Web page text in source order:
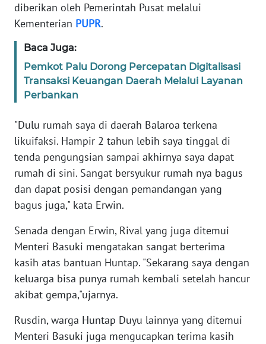
diberikan oleh Pemerintah Pusat melalui
Kementerian PUPR.
Baca Juga:
Pemkot Palu Dorong Percepatan Digitalisasi
Transaksi Keuangan Daerah Melalui Layanan
Perbankan
"Dulu rumah saya di daerah Balaroa terkena
likuifaksi. Hampir 2 tahun lebih saya tinggal di
tenda pengungsian sampai akhirnya saya dapat
rumah di sini. Sangat bersyukur rumah nya bagus
dan dapat posisi dengan pemandangan yang
bagus juga," kata Erwin.
Senada dengan Erwin, Rival yang juga ditemui
Menteri Basuki mengatakan sangat berterima
kasih atas bantuan Huntap. "Sekarang saya dengan
keluarga bisa punya rumah kembali setelah hancur
akibat gempa,"ujarnya.
Rusdin, warga Huntap Duyu lainnya yang ditemui
Menteri Basuki juga mengucapkan terima kasih
FISUELRI
BERKAT
NEWS
NEWS
AKHLAK
ID
SONYA
NEWS
Informasi
INDEKS
BERITA
KONTAK